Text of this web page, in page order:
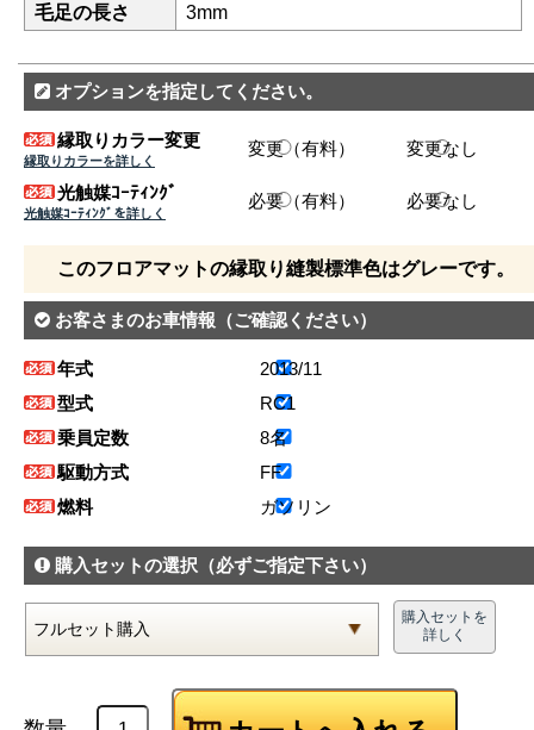
毛足の長さ
3mm
オプションを指定してください。
縁取りカラー変更
縁取りカラーを詳しく
変更（有料） 変更なし
光触媒ｺｰﾃｨﾝｸﾞ
光触媒ｺｰﾃｨﾝｸﾞを詳しく
必要（有料） 必要なし
このフロアマットの縁取り縫製標準色はグレーです。
お客さまのお車情報 （ご確認ください）
年式
2013/11
型式
RC1
乗員定数
8名
駆動方式
FF
燃料
ガソリン
購入セットの選択 （必ずご指定下さい）
購入セットを
詳しく